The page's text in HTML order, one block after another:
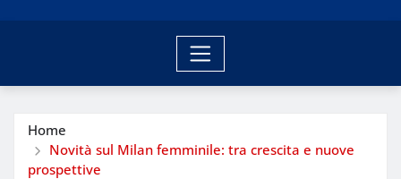
Home
Novità sul Milan femminile: tra crescita e nuove
prospettive